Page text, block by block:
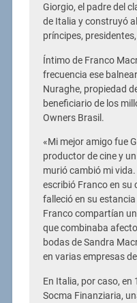
Giorgio, el padre del
de Italia y construyó
príncipes,
Íntimo de Franco
frecuencia ese
Nuraghe, propiedad
beneficiario de los
Owners Brasil.
«Mi mejor amigo fue
productor de cine y
murió cambió mi
escribió Franco en su
falleció en su
Franco compartían
que combinaba
bodas de Sandra
en varias empresas
En Italia, por caso,
Socma Finanziaria,